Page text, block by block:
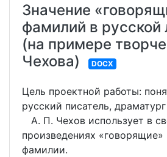
Значение
фамилий в русской
(на примере
Чехова)
DOCX
Цель проектной работы:
русский писатель, драматург
А. П. Чехов использует в
произведениях
фамилии.